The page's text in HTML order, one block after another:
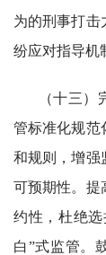
为的刑事打击
纷应对指导机
（十三
管标准化规范
和规则，增强
可预期性。提
约性，杜绝
白”式监管。